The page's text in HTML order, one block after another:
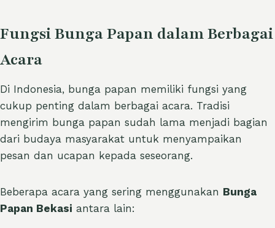
Fungsi Bunga Papan dalam Berbagai
Acara
Di Indonesia, bunga papan memiliki fungsi yang
cukup penting dalam berbagai acara. Tradisi
mengirim bunga papan sudah lama menjadi bagian
dari budaya masyarakat untuk menyampaikan
pesan dan ucapan kepada seseorang.
Beberapa acara yang sering menggunakan Bunga
Papan Bekasi antara lain: